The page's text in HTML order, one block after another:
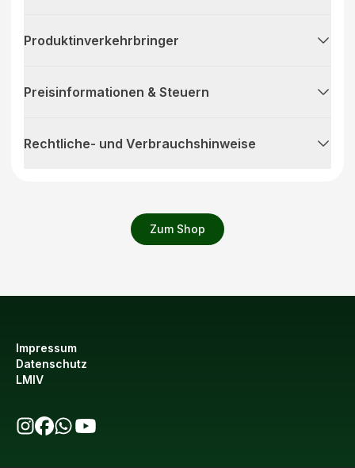
Zum Shop
Produktinverkehrbringer
Preisinformationen & Steuern
Rechtliche- und Verbrauchshinweise
Impressum
Datenschutz
LMIV